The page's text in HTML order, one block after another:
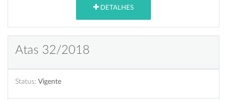
DETALHES
Atas 32/2018
Status: Vigente